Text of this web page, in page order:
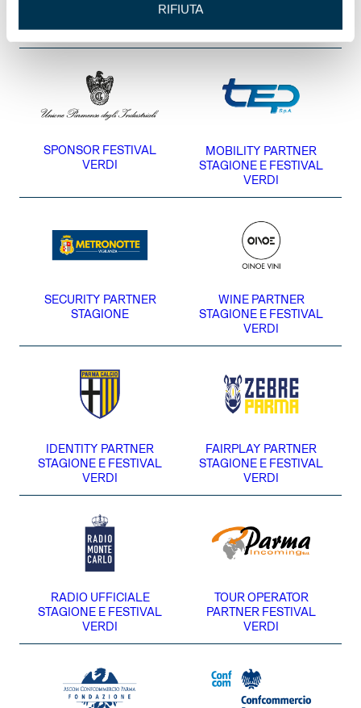
RIFIUTA
SPONSOR STAGIONE
SPONSOR FESTIVAL
VERDI
MOBILITY PARTNER
STAGIONE E FESTIVAL
VERDI
SECURITY PARTNER
STAGIONE
WINE PARTNER
STAGIONE E FESTIVAL
VERDI
IDENTITY PARTNER
STAGIONE E FESTIVAL
VERDI
FAIRPLAY PARTNER
STAGIONE E FESTIVAL
VERDI
RADIO UFFICIALE
STAGIONE E FESTIVAL
VERDI
TOUR OPERATOR
PARTNER FESTIVAL
VERDI